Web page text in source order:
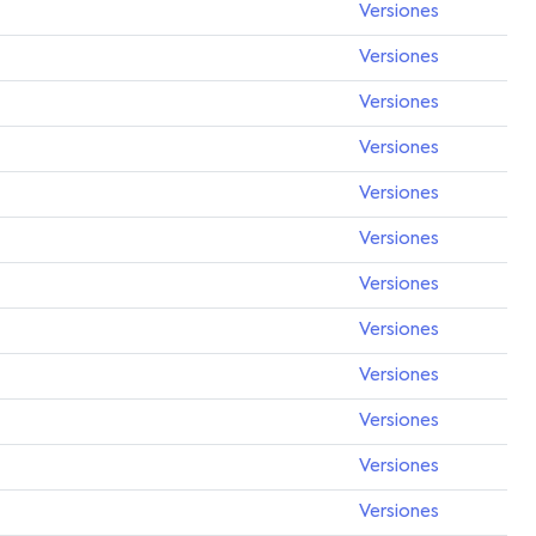
Versiones
Versiones
Versiones
Versiones
Versiones
Versiones
Versiones
Versiones
Versiones
Versiones
Versiones
Versiones